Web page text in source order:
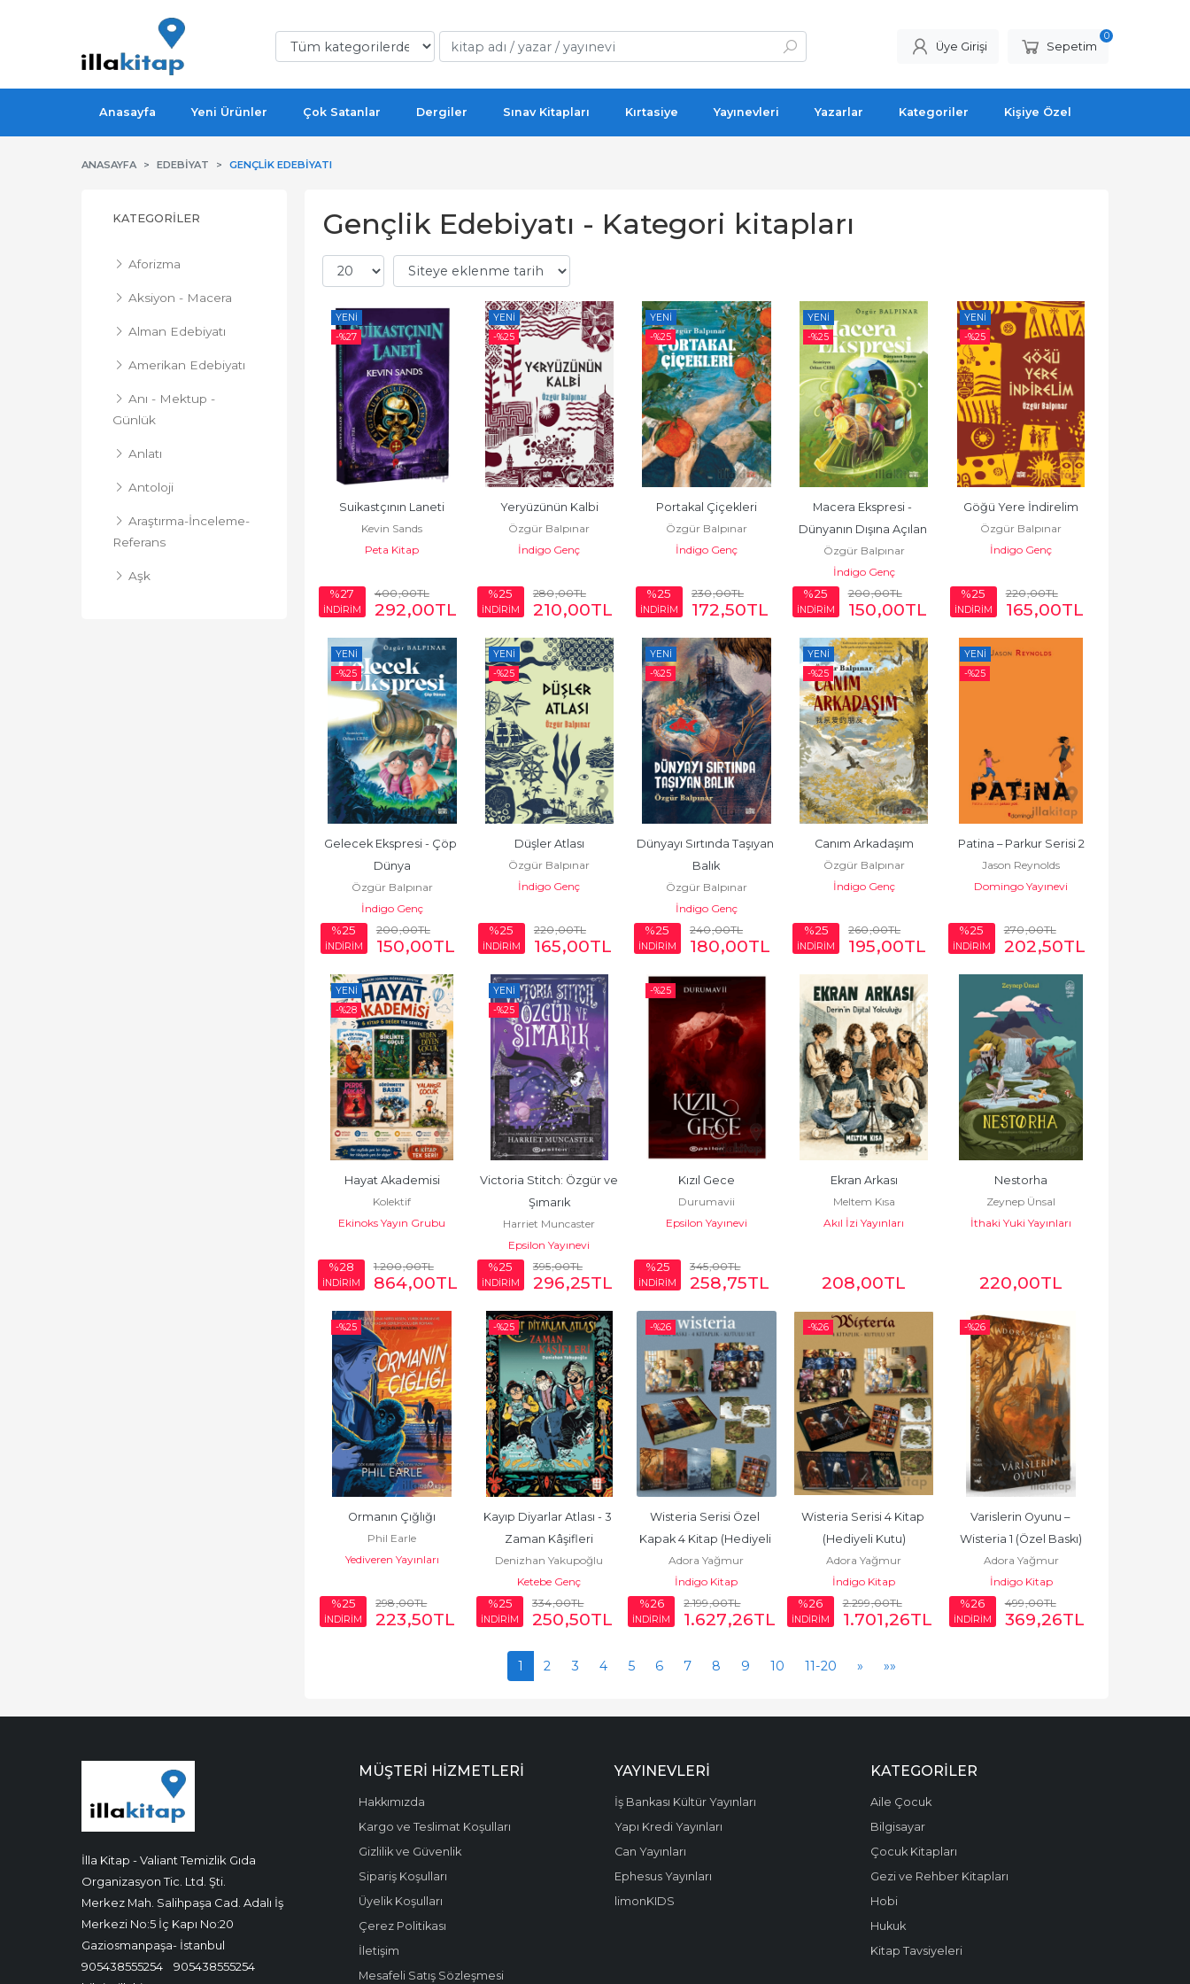
Üye Girişi Sepetim
0
Anasayfa Yeni Ürünler Çok Satanlar Dergiler Sınav Kitapları Kırtasiye Yayınevleri Yazarlar Kategoriler Kişiye Özel
ANASAYFA EDEBIYAT GENÇLIK EDEBIYATI
KATEGORILER
Aforizma
Aksiyon - Macera
Alman Edebiyatı
Amerikan Edebiyatı
Anı - Mektup -
Günlük
Anlatı
Antoloji
Araştırma-İnceleme-
Referans
Aşk
Politik Kurgu
Roman
Rus Edebiyatı
Senaryo
Söyleşi
Şiir
Gençlik Edebiyatı - Kategori kitapları
YENI
-%27
Suikastçının Laneti
Kevin Sands
Peta Kitap
%27
İNDİRİM
400,00TL
292,00TL
YENI
-%25
Yeryüzünün Kalbi
Özgür Balpınar
İndigo Genç
%25
İNDİRİM
280,00TL
210,00TL
YENI
-%25
Portakal Çiçekleri
Özgür Balpınar
İndigo Genç
%25
İNDİRİM
230,00TL
172,50TL
YENI
-%25
Macera Ekspresi -
Dünyanın Dışına Açılan
Pencere
Özgür Balpınar
İndigo Genç
%25
İNDİRİM
200,00TL
150,00TL
YENI
-%25
Göğü Yere İndirelim
Özgür Balpınar
İndigo Genç
%25
İNDİRİM
220,00TL
165,00TL
YENI
-%25
Gelecek Ekspresi - Çöp
Dünya
Özgür Balpınar
İndigo Genç
%25
İNDİRİM
200,00TL
150,00TL
YENI
-%25
Düşler Atlası
Özgür Balpınar
İndigo Genç
%25
İNDİRİM
220,00TL
165,00TL
YENI
-%25
Dünyayı Sırtında Taşıyan
Balık
Özgür Balpınar
İndigo Genç
%25
İNDİRİM
240,00TL
180,00TL
YENI
-%25
Canım Arkadaşım
Özgür Balpınar
İndigo Genç
%25
İNDİRİM
260,00TL
195,00TL
YENI
-%25
Patina – Parkur Serisi 2
Jason Reynolds
Domingo Yayınevi
%25
İNDİRİM
270,00TL
202,50TL
YENI
-%28
Hayat Akademisi
Kolektif
Ekinoks Yayın Grubu
%28
İNDİRİM
1.200,00TL
864,00TL
YENI
-%25
Victoria Stitch: Özgür ve
Şımarık
Harriet Muncaster
Epsilon Yayınevi
%25
İNDİRİM
395,00TL
296,25TL
-%25
Kızıl Gece
Durumavii
Epsilon Yayınevi
%25
İNDİRİM
345,00TL
258,75TL
Ekran Arkası
Meltem Kısa
Akıl İzi Yayınları
208,00TL
Nestorha
Zeynep Ünsal
İthaki Yuki Yayınları
220,00TL
-%25
Ormanın Çığlığı
Phil Earle
Yediveren Yayınları
%25
İNDİRİM
298,00TL
223,50TL
-%25
Kayıp Diyarlar Atlası - 3
Zaman Kâşifleri
Denizhan Yakupoğlu
Ketebe Genç
%25
İNDİRİM
334,00TL
250,50TL
-%26
Wisteria Serisi Özel
Kapak 4 Kitap (Hediyeli
Kutu)
Adora Yağmur
İndigo Kitap
%26
İNDİRİM
2.199,00TL
1.627,26TL
-%26
Wisteria Serisi 4 Kitap
(Hediyeli Kutu)
Adora Yağmur
İndigo Kitap
%26
İNDİRİM
2.299,00TL
1.701,26TL
-%26
Varislerin Oyunu –
Wisteria 1 (Özel Baskı)
Adora Yağmur
İndigo Kitap
%26
İNDİRİM
499,00TL
369,26TL
1 2 3 4 5 6 7 8 9 10 11-20 » »»
İlla Kitap - Valiant Temizlik Gıda
Organizasyon Tic. Ltd. Şti.
Merkez Mah. Salihpaşa Cad. Adalı İş
Merkezi No:5 İç Kapı No:20
Gaziosmanpaşa- İstanbul
905438555254
905438555254
MÜŞTERI HIZMETLERI
Hakkımızda
Kargo ve Teslimat Koşulları
Gizlilik ve Güvenlik
Sipariş Koşulları
Üyelik Koşulları
Çerez Politikası
İletişim
Mesafeli Satış Sözleşmesi
YAYINEVLERI
İş Bankası Kültür Yayınları
Yapı Kredi Yayınları
Can Yayınları
Ephesus Yayınları
limonKIDS
KATEGORILER
Aile Çocuk
Bilgisayar
Çocuk Kitapları
Gezi ve Rehber Kitapları
Hobi
Hukuk
Kitap Tavsiyeleri